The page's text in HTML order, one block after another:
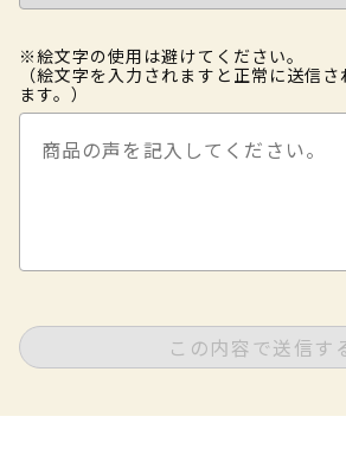
※絵文字の使用は避けてください。
（絵文字を入力されますと正常に送信
ます。）
この内容で送信す